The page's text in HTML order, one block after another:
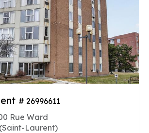
# 26996611
Rue Ward
Laurent)